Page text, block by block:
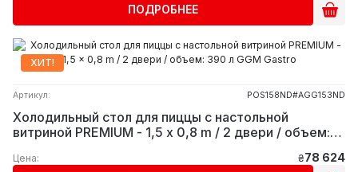
ПОДРОБНЕЕ
ХИТ!
Артикул: POS158ND#AGG153ND
Холодильный стол для пиццы с настольной
витриной PREMIUM - 1,5 x 0,8 m / 2 двери / объем:
Цена: ₴78 624